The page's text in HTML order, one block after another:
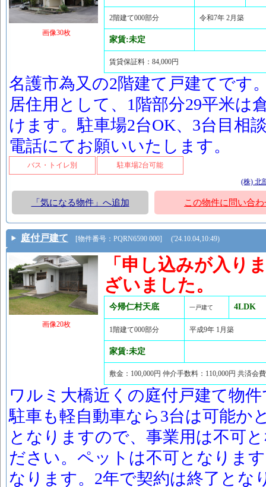
画像30枚
2階建て000部分 令和7年 2月築
家賃:未定
賃貸保証料：84,000円
名護市為又の2階建て戸建てです
居住用として、1階部分29平米は
けます。駐車場2台OK、3台目相
電話にてお願いいたします。
バス・トイレ別
駐車場2台可能
(株) 北
「気になる物件」へ追加 この物件に問い合わ
庭付戸建て [物件番号：PQRN6590 000] ('24.10.04,10:49)
画像20枚
「申し込みが入り
ざいました。
今帰仁村天底 一戸建て 4LDK
1階建て000部分 平成9年 1月築
家賃:未定
敷金：100,000円 仲介手数料：110,000円 共済
ワルミ大橋近くの庭付戸建て物
駐車も軽自動車なら3台は可能か
となりますので、事業用は不可
ださい。ペットは不可となりま
なります。2年で契約は終了とな